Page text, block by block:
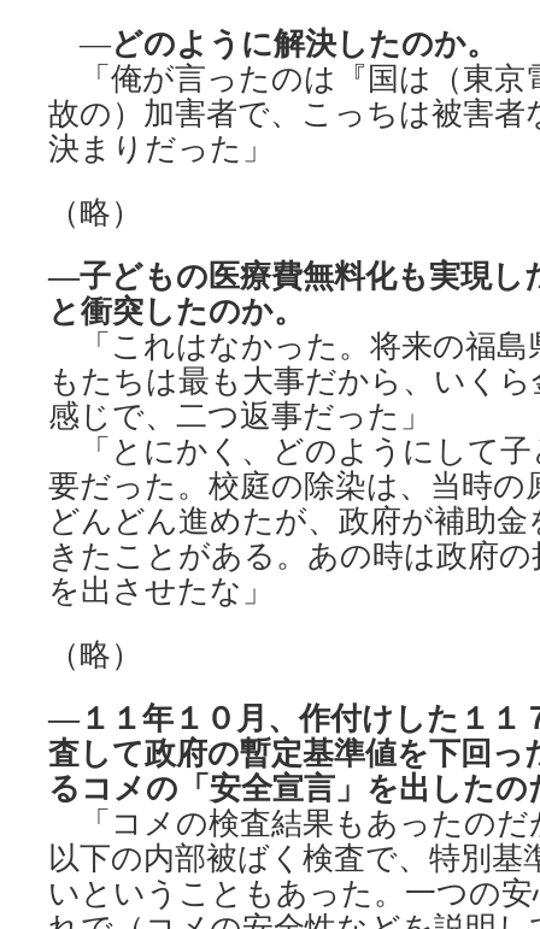
―どのように解決したのか。
「俺が言ったのは『国は（東京
故の）加害者で、こっちは被害
決まりだった」
（略）
―子どもの医療費無料化も実現し
と衝突したのか。
「これはなかった。将来の福島
もたちは最も大事だから、いく
感じで、二つ返事だった」
「とにかく、どのようにして
要だった。校庭の除染は、当時の
どんどん進めたが、政府が補助
きたことがある。あの時は政府
を出させたな」
（略）
―１１年１０月、作付けした１１
査して政府の暫定基準値を下回
るコメの「安全宣言」を出した
「コメの検査結果もあったのだ
以下の内部被ばく検査で、特別
いということもあった。一つの